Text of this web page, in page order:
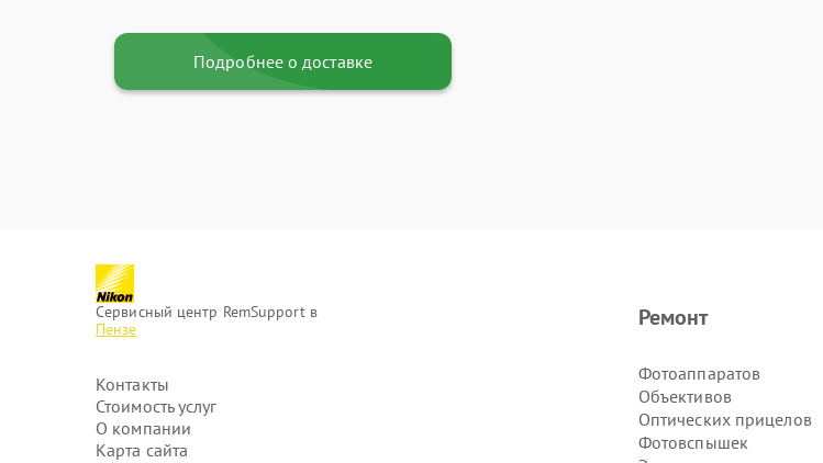
Подробнее о доставке
Сервисный центр RemSupport в
Пензе
Контакты
Стоимость услуг
О компании
Карта сайта
Ремонт
Фотоаппаратов
Объективов
Оптических прицелов
Фотовспышек